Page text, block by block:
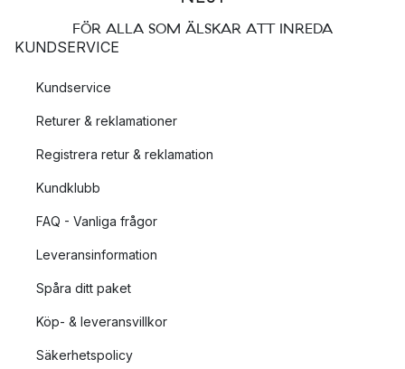
FÖR ALLA SOM ÄLSKAR ATT INREDA
KUNDSERVICE
Kundservice
Returer & reklamationer
Registrera retur & reklamation
Kundklubb
FAQ - Vanliga frågor
Leveransinformation
Spåra ditt paket
Köp- & leveransvillkor
Säkerhetspolicy